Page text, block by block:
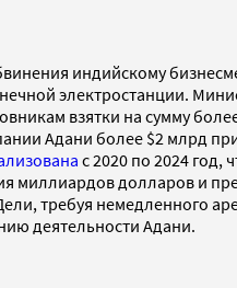
индийскому
электростанции.
взятки на сумму
Адани более $2 млрд
с 2020 по 2024
миллиардов долларов и
требуя немедленного
деятельности Адани.